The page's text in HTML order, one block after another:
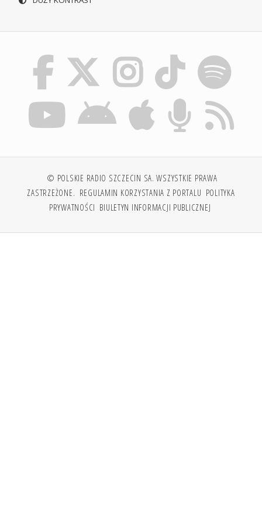
© POLSKIE RADIO SZCZECIN SA. WSZYSTKIE PRAWA
ZASTRZEŻONE. REGULAMIN KORZYSTANIA Z PORTALU POLITYKA
PRYWATNOŚCI BIULETYN INFORMACJI PUBLICZNEJ